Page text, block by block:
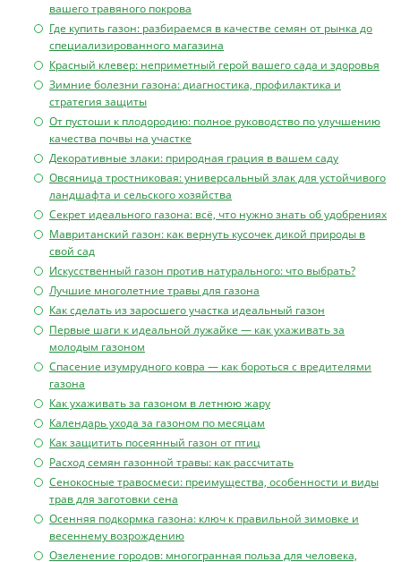
вашего травяного покрова
Где купить газон: разбираемся в качестве семян от рынка до
специализированного магазина
Красный клевер: неприметный герой вашего сада и здоровья
Зимние болезни газона: диагностика, профилактика и
стратегия защиты
От пустоши к плодородию: полное руководство по улучшению
качества почвы на участке
Декоративные злаки: природная грация в вашем саду
Овсяница тростниковая: универсальный злак для устойчивого
ландшафта и сельского хозяйства
Секрет идеального газона: всё, что нужно знать об удобрениях
Мавританский газон: как вернуть кусочек дикой природы в
свой сад
Искусственный газон против натурального: что выбрать?
Лучшие многолетние травы для газона
Как сделать из заросшего участка идеальный газон
Первые шаги к идеальной лужайке — как ухаживать за
молодым газоном
Спасение изумрудного ковра — как бороться с вредителями
газона
Как ухаживать за газоном в летнюю жару
Календарь ухода за газоном по месяцам
Как защитить посеянный газон от птиц
Расход семян газонной травы: как рассчитать
Сенокосные травосмеси: преимущества, особенности и виды
трав для заготовки сена
Осенняя подкормка газона: ключ к правильной зимовке и
весеннему возрождению
Озеленение городов: многогранная польза для человека,